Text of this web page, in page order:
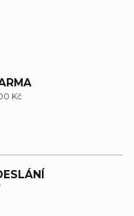
Kč